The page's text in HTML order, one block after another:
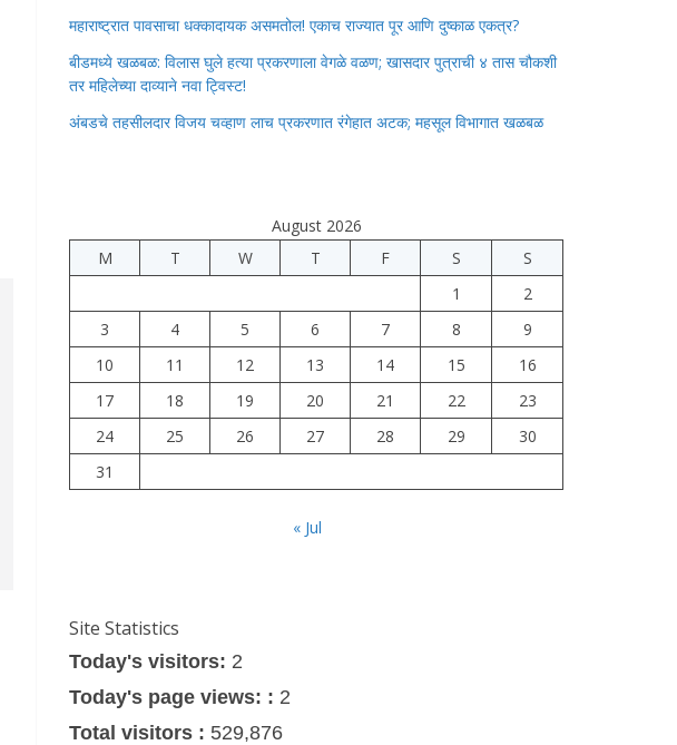
महाराष्ट्रात पावसाचा धक्कादायक असमतोल! एकाच राज्यात पूर आणि दुष्काळ एकत्र?
बीडमध्ये खळबळ: विलास घुले हत्या प्रकरणाला वेगळे वळण; खासदार पुत्राची ४ तास चौकशी
तर महिलेच्या दाव्याने नवा ट्विस्ट!
अंबडचे तहसीलदार विजय चव्हाण लाच प्रकरणात रंगेहात अटक; महसूल विभागात खळबळ
August 2026
M
T W T F S
S
1
2
3
4 5 6 7 8
9
10
11 12 13 14 15
16
17
18 19 20 21 22
23
24
25 26 27 28 29
30
31
« Jul
Site Statistics
Today's visitors: 2
Today's page views: : 2
Total visitors : 529,876